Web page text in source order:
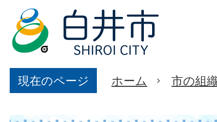
現在のページ ホーム 市の組